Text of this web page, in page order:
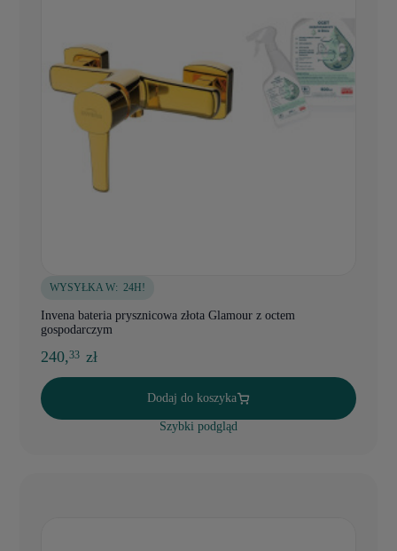
WYSYŁKA W: 24H!
Invena bateria prysznicowa złota Glamour z octem
gospodarczym
240,33 zł
Dodaj do koszyka
Szybki podgląd